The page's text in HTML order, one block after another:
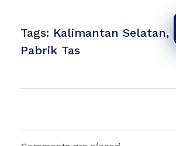
Tags: Kalimantan Selatan,
Pabrik Tas